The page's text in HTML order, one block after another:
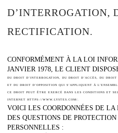
D’INTERROGATION,
RECTIFICATION.
CONFORMÉMENT À LA LOI
JANVIER 1978, LE CLIENT
DU DROIT D’INTERROGATION, DU DROIT D’ACCÈS, DU
ET DU DROIT D’OPPOSITION QUI S’APPLIQUENT À
CE DROIT PEUT ÊTRE EXERCÉ DANS LES CONDITIONS ET
INTERNET HTTPS://WWW.LYSTES.COM/.
VOICI LES COORDONNÉES DE LA
DES QUESTIONS DE
PERSONNELLES :